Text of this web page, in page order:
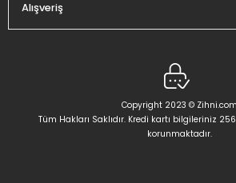
Alışveriş
Copyright 2023 © Zihni.com
Tüm Hakları Saklıdır. Kredi kartı bilgileriniz
korunmaktadır.